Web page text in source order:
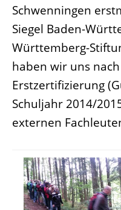
Schwenningen
Siegel Baden-
Württemberg-
haben wir uns
Erstzertifizierung
Schuljahr 2014/
externen